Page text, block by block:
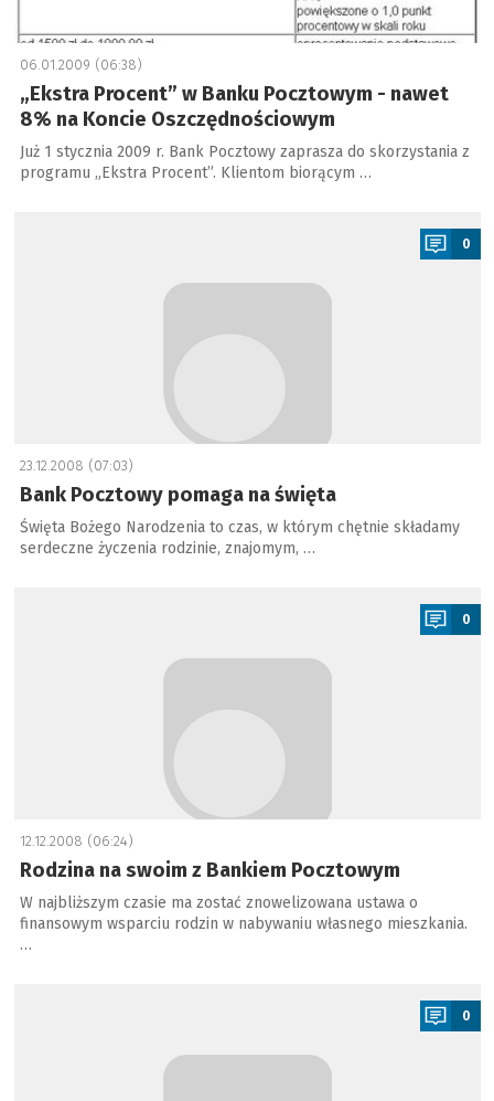
06.01.2009 (06:38)
„Ekstra Procent” w Banku Pocztowym - nawet
8% na Koncie Oszczędnościowym
Już 1 stycznia 2009 r. Bank Pocztowy zaprasza do skorzystania z
programu „Ekstra Procent”. Klientom biorącym …
0
23.12.2008 (07:03)
Bank Pocztowy pomaga na święta
Święta Bożego Narodzenia to czas, w którym chętnie składamy
serdeczne życzenia rodzinie, znajomym, …
0
12.12.2008 (06:24)
Rodzina na swoim z Bankiem Pocztowym
W najbliższym czasie ma zostać znowelizowana ustawa o
finansowym wsparciu rodzin w nabywaniu własnego mieszkania.
…
0